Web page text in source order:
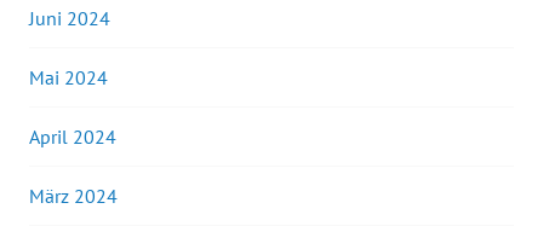
Juni 2024
Mai 2024
April 2024
März 2024